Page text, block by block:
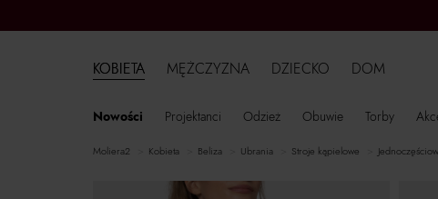
KOBIETA
Nowości Projektanci Odzież Obuwie Torby
MĘŻCZYZNA DZIECKO DOM
moliera2 kobieta Beliza ubrania stroje kąpielowe